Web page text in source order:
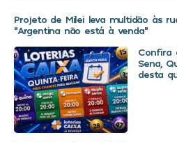
Projeto de Milei leva multidão às
“Argentina não está à venda”
Confira
Sena,
desta